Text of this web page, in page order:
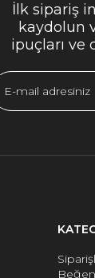
İlk sipariş
kaydolun
ipuçları ve